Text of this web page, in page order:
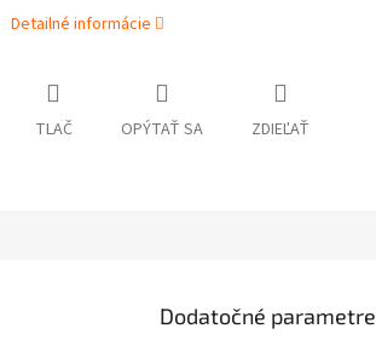
Detailné informácie
TLAČ OPÝTAŤ SA ZDIEĽAŤ
Dodatočné parametre